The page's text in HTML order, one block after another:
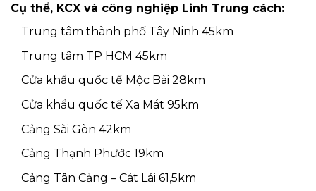
Cụ thể, KCX và công nghiệp Linh Trung cách:
Trung tâm thành phố Tây Ninh 45km
Trung tâm TP HCM 45km
Cửa khẩu quốc tế Mộc Bài 28km
Cửa khẩu quốc tế Xa Mát 95km
Cảng Sài Gòn 42km
Cảng Thạnh Phước 19km
Cảng Tân Cảng – Cát Lái 61,5km